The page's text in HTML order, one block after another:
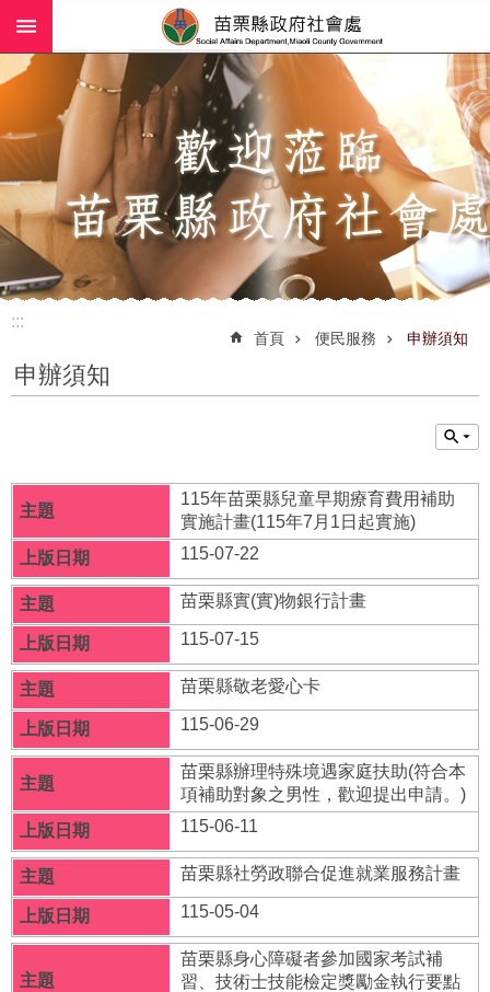
跳到主要內容區塊
進
業
務
介
社
(師)
服
資
訊
公
開
法
令
規
章
公
佈
欄
便
民
服
務
會
:::
首頁 便民服務 申辦須知
申辦須知
115年苗栗縣兒童早期療育費用補助
實施計畫(115年7月1日起實施)
115-07-22
苗栗縣實(實)物銀行計畫
115-07-15
苗栗縣敬老愛心卡
115-06-29
苗栗縣辦理特殊境遇家庭扶助(符合本
項補助對象之男性，歡迎提出申請。)
115-06-11
苗栗縣社勞政聯合促進就業服務計畫
115-05-04
苗栗縣身心障礙者參加國家考試補
習、技術士技能檢定獎勵金執行要點